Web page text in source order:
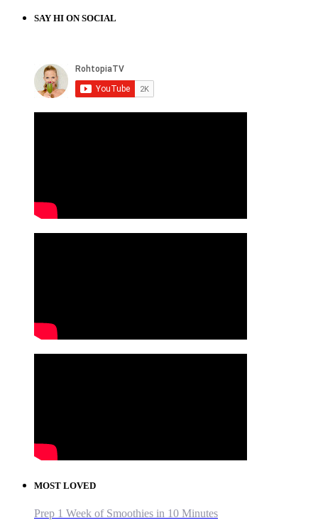
SAY HI ON SOCIAL
MOST LOVED
Prep 1 Week of Smoothies in 10 Minutes